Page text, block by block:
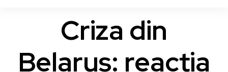
Criza din
Belarus: reacția